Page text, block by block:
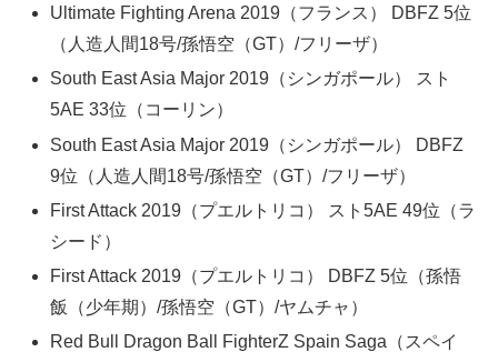
Ultimate Fighting Arena 2019（フランス） DBFZ 5位
（人造人間18号/孫悟空（GT）/フリーザ）
South East Asia Major 2019（シンガポール） スト
5AE 33位（コーリン）
South East Asia Major 2019（シンガポール） DBFZ
9位（人造人間18号/孫悟空（GT）/フリーザ）
First Attack 2019（プエルトリコ） スト5AE 49位（ラ
シード）
First Attack 2019（プエルトリコ） DBFZ 5位（孫悟
飯（少年期）/孫悟空（GT）/ヤムチャ）
Red Bull Dragon Ball FighterZ Spain Saga（スペイ